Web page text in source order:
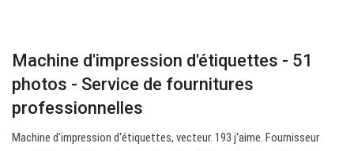
Machine d'impression d'étiquettes - 51
photos - Service de fournitures
professionnelles
Machine d'impression d'étiquettes, vecteur. 193 j'aime. Fournisseur